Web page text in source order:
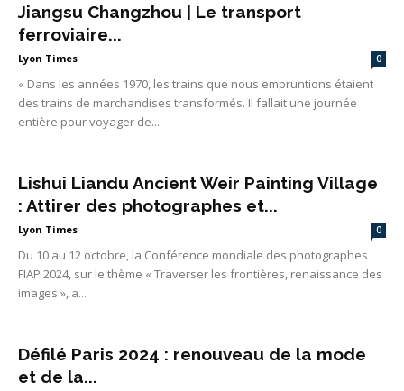
Jiangsu Changzhou | Le transport
ferroviaire...
Lyon Times 0
« Dans les années 1970, les trains que nous empruntions étaient
des trains de marchandises transformés. Il fallait une journée
entière pour voyager de...
Lishui Liandu Ancient Weir Painting Village
: Attirer des photographes et...
Lyon Times 0
Du 10 au 12 octobre, la Conférence mondiale des photographes
FIAP 2024, sur le thème « Traverser les frontières, renaissance des
images », a...
Défilé Paris 2024 : renouveau de la mode
et de la...